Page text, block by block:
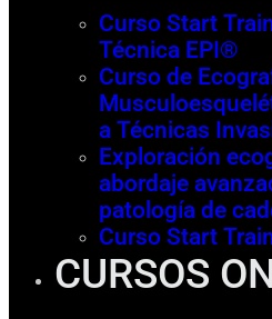
Curso Start
Técnica EPI®
Curso de
a Técnicas
Exploración
abordaje
patología de
Curso Start
CURSOS